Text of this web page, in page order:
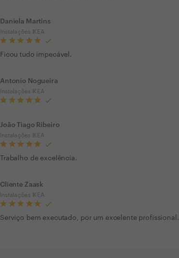
Daniela Martins
Instalações IKEA
Ficou tudo impecável.
Antonio Nogueira
Instalações IKEA
João Tiago Ribeiro
Instalações IKEA
Trabalho de excelência.
Cliente Zaask
Instalações IKEA
Serviço bem executado, por um excelente profissional.